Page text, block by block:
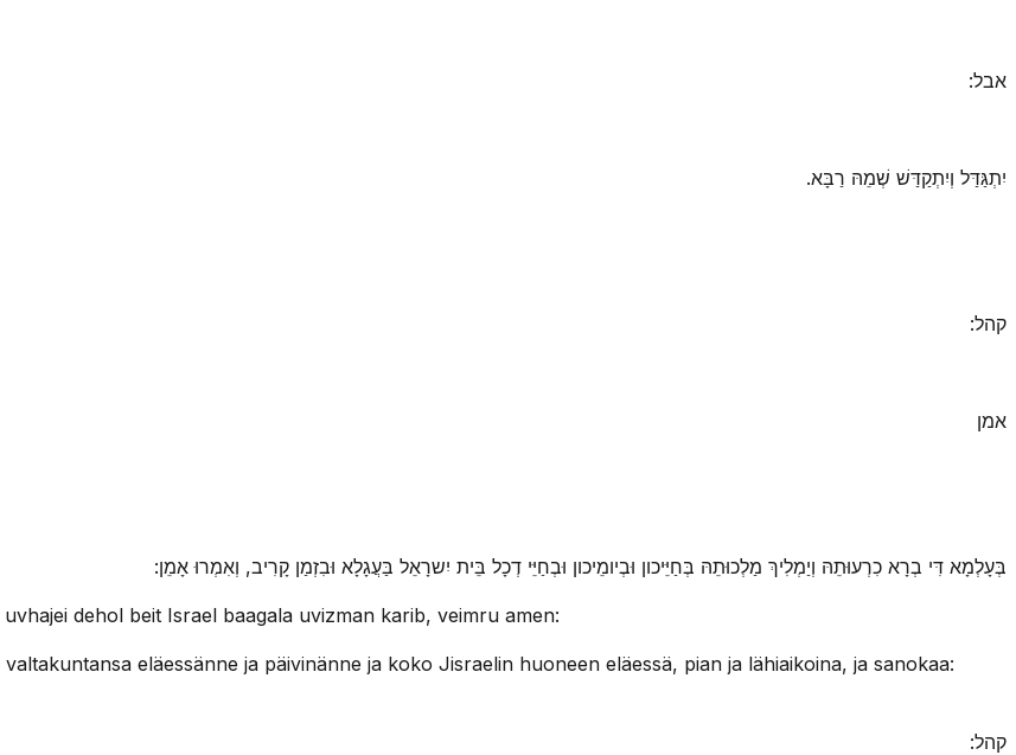
אבל:
יִתְגַּדַּל וְיִתְקַדַּשׁ שְׁמֵהּ רַבָּא.
קהל:
אמן
בְּעָלְמָא דִּי בְרָא כִרְעוּתֵהּ וְיַמְלִיךְ מַלְכוּתֵהּ בְּחַיֵּיכון וּבְיומֵיכון וּבְחַיֵּי דְכָל בֵּית יִשרָאֵל בַּעֲגָלָא וּבִזְמַן קָרִיב, וְאִמְרוּ אָמֵן:
dehol beit Israel baagala uvizman karib, veimru amen:
eläessänne ja päivinänne ja koko Jisraelin huoneen eläessä, pian ja lähiaikoina, ja sanokaa:
קהל: